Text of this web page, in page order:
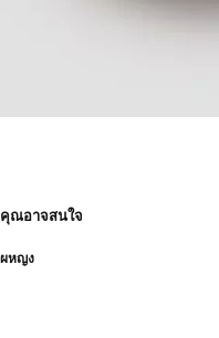
คุณอาจสนใจ
ผหญง